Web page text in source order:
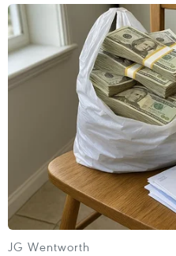
#Cua Năm Căn Cà Mau
#Tôm khô
#Mật ong ừng
#Đặc sản Việt Nam
Cà
Theo dõi VietnamPlus
JG Wentworth